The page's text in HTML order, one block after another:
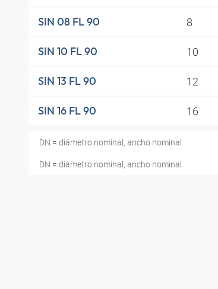
SIN 08 FL 90 8
SIN 10 FL 90 10
SIN 13 FL 90 12
SIN 16 FL 90 16
DN = diámetro nominal, ancho nominal
DN = diámetro nominal, ancho nominal